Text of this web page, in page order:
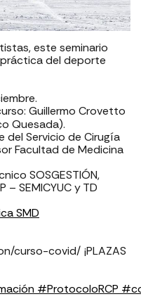
este seminario
del deporte
Guillermo Crovetto
Quesada).⁣
del Servicio de Cirugía
Facultad de Medicina
SOSGESTIÓN,
– SEMICYUC y TD
SMD
curso-covid/ ¡PLAZAS
#ProtocoloRCP #